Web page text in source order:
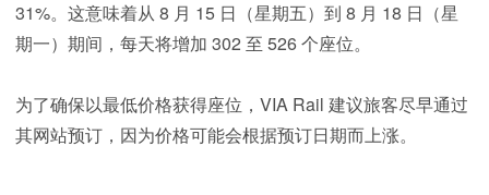
31%。这意味着从 8 月 15 日（星期五）到 8 月 18 日（星
期一）期间，每天将增加 302 至 526 个座位。
为了确保以最低价格获得座位，VIA Rail 建议旅客尽早通过
其网站预订，因为价格可能会根据预订日期而上涨。